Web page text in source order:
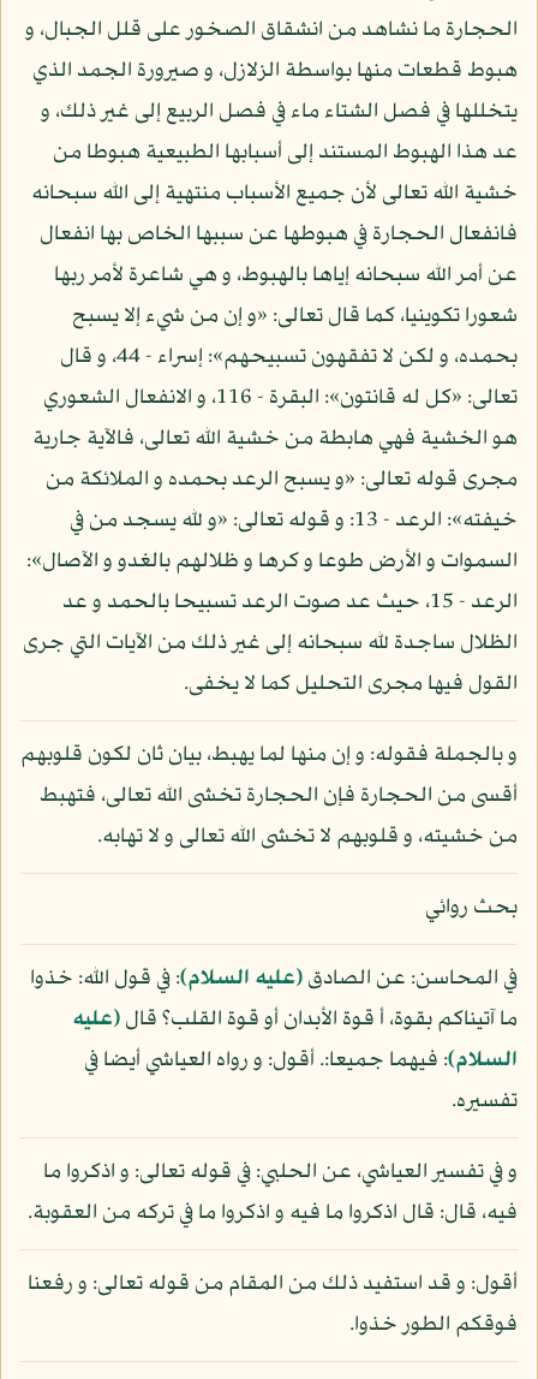
الحجارة ما نشاهد من انشقاق الصخور على قلل الجبال، و
هبوط قطعات منها بواسطة الزلازل، و صيرورة الجمد الذي
يتخللها في فصل الشتاء ماء في فصل الربيع إلى غير ذلك، و
عد هذا الهبوط المستند إلى أسبابها الطبيعية هبوطا من
خشية الله تعالى لأن جميع الأسباب منتهية إلى الله سبحانه
فانفعال الحجارة في هبوطها عن سببها الخاص بها انفعال
عن أمر الله سبحانه إياها بالهبوط، و هي شاعرة لأمر ربها
شعورا تكوينيا، كما قال تعالى: «و إن من شيء إلا يسبح
بحمده، و لكن لا تفقهون تسبيحهم»: إسراء - 44، و قال
تعالى: «كل له قانتون»: البقرة - 116، و الانفعال الشعوري
هو الخشية فهي هابطة من خشية الله تعالى، فالآية جارية
مجرى قوله تعالى: «و يسبح الرعد بحمده و الملائكة من
خيفته»: الرعد - 13: و قوله تعالى: «و لله يسجد من في
السموات و الأرض طوعا و كرها و ظلالهم بالغدو و الآصال»:
الرعد - 15، حيث عد صوت الرعد تسبيحا بالحمد و عد
الظلال ساجدة لله سبحانه إلى غير ذلك من الآيات التي جرى
القول فيها مجرى التحليل كما لا يخفى.
و بالجملة فقوله: و إن منها لما يهبط، بيان ثان لكون قلوبهم
أقسى من الحجارة فإن الحجارة تخشى الله تعالى، فتهبط
من خشيته، و قلوبهم لا تخشى الله تعالى و لا تهابه.
بحث روائي
في المحاسن: عن الصادق(عليه السلام): في قول الله: خذوا
ما آتيناكم بقوة، أ قوة الأبدان أو قوة القلب؟ قال(عليه
السلام): فيهما جميعا:. أقول: و رواه العياشي أيضا في
تفسيره.
و في تفسير العياشي، عن الحلبي: في قوله تعالى: و اذكروا ما
فيه، قال: قال اذكروا ما فيه و اذكروا ما في تركه من العقوبة.
أقول: و قد استفيد ذلك من المقام من قوله تعالى: و رفعنا
فوقكم الطور خذوا.